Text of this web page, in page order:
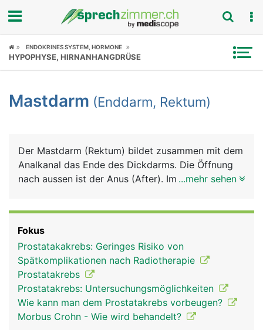
Fokus
Symptome
News
Rubriken
ENDOKRINES SYSTEM, HORMONE
HYPOPHYSE, HIRNANHANGDRÜSE
Mastdarm (Enddarm, Rektum)
Der Mastdarm (Rektum) bildet zusammen mit dem
Analkanal das Ende des Dickdarms. Die Öffnung
nach aussen ist der Anus (After). Im Mastdarm
einem inneren und einem äusseren Schliessmuskel
umgeben. Der innere Afterschliessmuskel ist nicht
willentlich beeinflussbar. Er erschlafft automatisch
bei Kontakt mit dem Stuhl und lässt ihn in den
oberen Analkanal gleiten. Der äussere
Schliessmuskel kann selbst zur willentlichen
Stuhlentleerung gesteuert werden.
...mehr sehen
Fokus
Prostatakakrebs: Geringes Risiko von
Spätkomplikationen nach Radiotherapie
Prostatakrebs
Prostatakrebs: Untersuchungsmöglichkeiten
Wie kann man dem Prostatakrebs vorbeugen?
Morbus Crohn - Wie wird behandelt?